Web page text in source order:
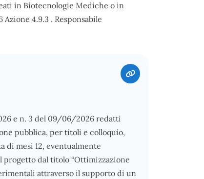
in Biotecnologie Mediche o in
4.9.3 . Responsabile
e n. 3 del 09/06/2026 redatti
pubblica, per titoli e colloquio,
di mesi 12, eventualmente
progetto dal titolo “Ottimizzazione
attraverso il supporto di un